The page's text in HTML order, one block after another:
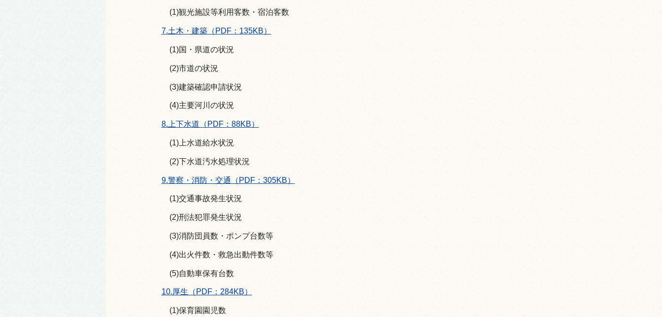
(1)観光施設等利用客数・宿泊客数
7.土木・建築（PDF：135KB）
(1)国・県道の状況
(2)市道の状況
(3)建築確認申請状況
(4)主要河川の状況
8.上下水道（PDF：88KB）
(1)上水道給水状況
(2)下水道汚水処理状況
9.警察・消防・交通（PDF：305KB）
(1)交通事故発生状況
(2)刑法犯罪発生状況
(3)消防団員数・ポンプ台数等
(4)出火件数・救急出動件数等
(5)自動車保有台数
10.厚生（PDF：284KB）
(1)保育園園児数